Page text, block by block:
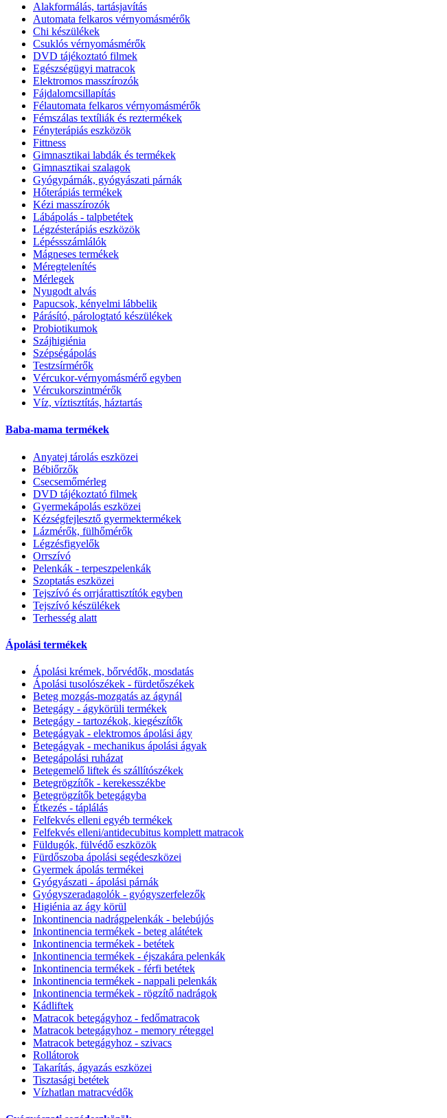
Alakformálás, tartásjavítás
Automata felkaros vérnyomásmérők
Chi készülékek
Csuklós vérnyomásmérők
DVD tájékoztató filmek
Egészségügyi matracok
Elektromos masszírozók
Fájdalomcsillapítás
Félautomata felkaros vérnyomásmérők
Fémszálas textíliák és reztermékek
Fényterápiás eszközök
Fittness
Gimnasztikai labdák és termékek
Gimnasztikai szalagok
Gyógypárnák, gyógyászati párnák
Hőterápiás termékek
Kézi masszírozók
Lábápolás - talpbetétek
Légzésterápiás eszközök
Lépéssszámlálók
Mágneses termékek
Méregtelenítés
Mérlegek
Nyugodt alvás
Papucsok, kényelmi lábbelik
Párásító, párologtató készülékek
Probiotikumok
Szájhigiénia
Szépségápolás
Testzsírmérők
Vércukor-vérnyomásmérő egyben
Vércukorszintmérők
Víz, víztisztítás, háztartás
Baba-mama termékek
Anyatej tárolás eszközei
Bébiőrzők
Csecsemőmérleg
DVD tájékoztató filmek
Gyermekápolás eszközei
Kézségfejlesztő gyermektermékek
Lázmérők, fülhőmérők
Légzésfigyelők
Orrszívó
Pelenkák - terpeszpelenkák
Szoptatás eszközei
Tejszívó és orrjárattisztítók egyben
Tejszívó készülékek
Terhesség alatt
Ápolási termékek
Ápolási krémek, bőrvédők, mosdatás
Ápolási tusolószékek - fürdetőszékek
Beteg mozgás-mozgatás az ágynál
Betegágy - ágykörüli termékek
Betegágy - tartozékok, kiegészítők
Betegágyak - elektromos ápolási ágy
Betegágyak - mechanikus ápolási ágyak
Betegápolási ruházat
Betegemelő liftek és szállítószékek
Betegrögzítők - kerekesszékbe
Betegrögzítők betegágyba
Étkezés - táplálás
Felfekvés elleni egyéb termékek
Felfekvés elleni/antidecubitus komplett matracok
Füldugók, fülvédő eszközök
Fürdőszoba ápolási segédeszközei
Gyermek ápolás termékei
Gyógyászati - ápolási párnák
Gyógyszeradagolók - gyógyszerfelezők
Higiénia az ágy körül
Inkontinencia nadrágpelenkák - belebújós
Inkontinencia termékek - beteg alátétek
Inkontinencia termékek - betétek
Inkontinencia termékek - éjszakára pelenkák
Inkontinencia termékek - férfi betétek
Inkontinencia termékek - nappali pelenkák
Inkontinencia termékek - rögzítő nadrágok
Kádliftek
Matracok betegágyhoz - fedőmatracok
Matracok betegágyhoz - memory réteggel
Matracok betegágyhoz - szivacs
Rollátorok
Takarítás, ágyazás eszközei
Tisztasági betétek
Vízhatlan matracvédők